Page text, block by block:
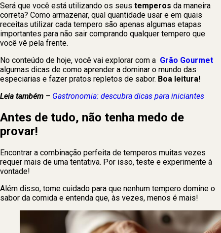
Será que você está utilizando os seus temperos da maneira
correta? Como armazenar, qual quantidade usar e em quais
receitas utilizar cada tempero são apenas algumas etapas
importantes para não sair comprando qualquer tempero que
você vê pela frente.
No conteúdo de hoje, você vai explorar com a Grão Gourmet
algumas dicas de como aprender a dominar o mundo das
especiarias e fazer pratos repletos de sabor. Boa leitura!
Leia também – Gastronomia: descubra dicas para iniciantes
Antes de tudo, não tenha medo de
provar!
Encontrar a combinação perfeita de temperos muitas vezes
requer mais de uma tentativa. Por isso, teste e experimente à
vontade!
Além disso, tome cuidado para que nenhum tempero domine o
sabor da comida e entenda que, às vezes, menos é mais!